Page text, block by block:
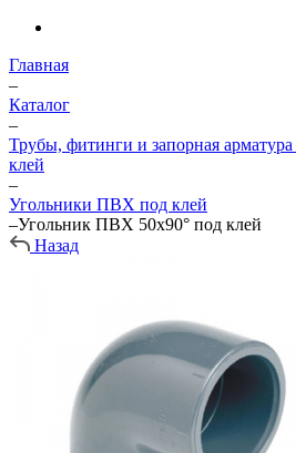
Главная
–
Каталог
–
Трубы, фитинги и запорная
клей
–
Угольники ПВХ под клей
–Угольник ПВХ 50х90° под клей
Назад